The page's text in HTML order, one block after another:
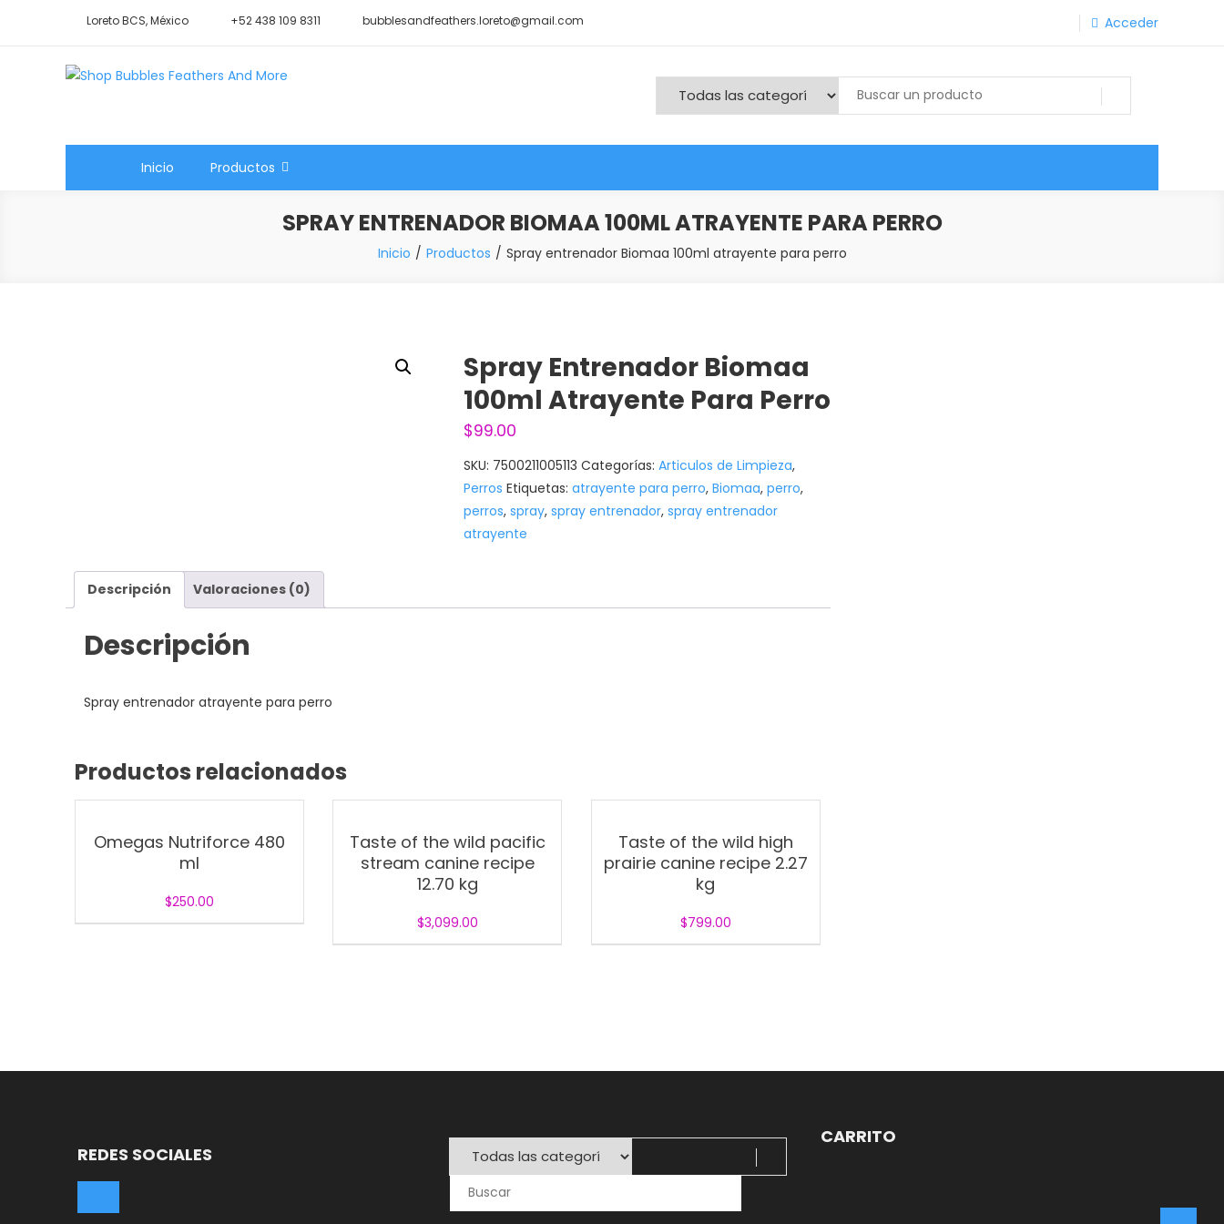
Loreto BCS, México +52 438 109 8311 bubblesandfeathers.loreto@gmail.com Acceder
Inicio Productos
SPRAY ENTRENADOR BIOMAA 100ML ATRAYENTE PARA PERRO
Inicio Productos Spray entrenador Biomaa 100ml atrayente para perro
Spray Entrenador Biomaa
100ml Atrayente Para Perro
$99.00
SKU: 7500211005113 Categorías: Articulos de Limpieza,
Perros Etiquetas: atrayente para perro, Biomaa, perro,
perros, spray, spray entrenador, spray entrenador
atrayente
Descripción Valoraciones (0)
Descripción
Spray entrenador atrayente para perro
Productos relacionados
Omegas Nutriforce 480
ml
$250.00
Taste of the wild pacific
stream canine recipe
12.70 kg
$3,099.00
Taste of the wild high
prairie canine recipe 2.27
kg
$799.00
REDES SOCIALES
CARRITO